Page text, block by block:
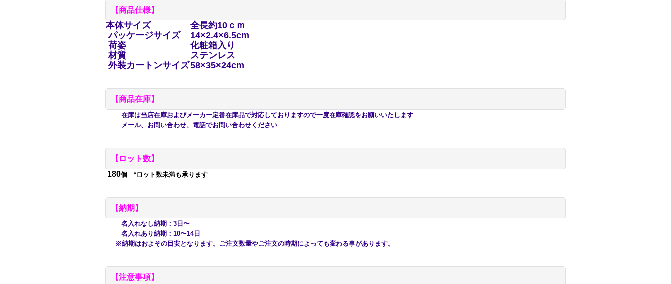
【商品仕様】
本体サイズ
全長約10ｃｍ
パッケージサイズ
14×2.4×6.5cm
荷姿
化粧箱入り
材質
ステンレス
外装カートンサイズ58×35×24cm
【商品在庫】
在庫は当店在庫およびメーカー定番在庫品で対応しておりますので一度在庫確認をお願いいたします
メール、お問い合わせ、電話でお問い合わせください
【ロット数】
180個 *ロット数未満も承ります
【納期】
名入れなし納期：3日〜
名入れあり納期：10〜14日
※納期はおよその目安となります。ご注文数量やご注文の時期によっても変わる事があります。
【注意事項】